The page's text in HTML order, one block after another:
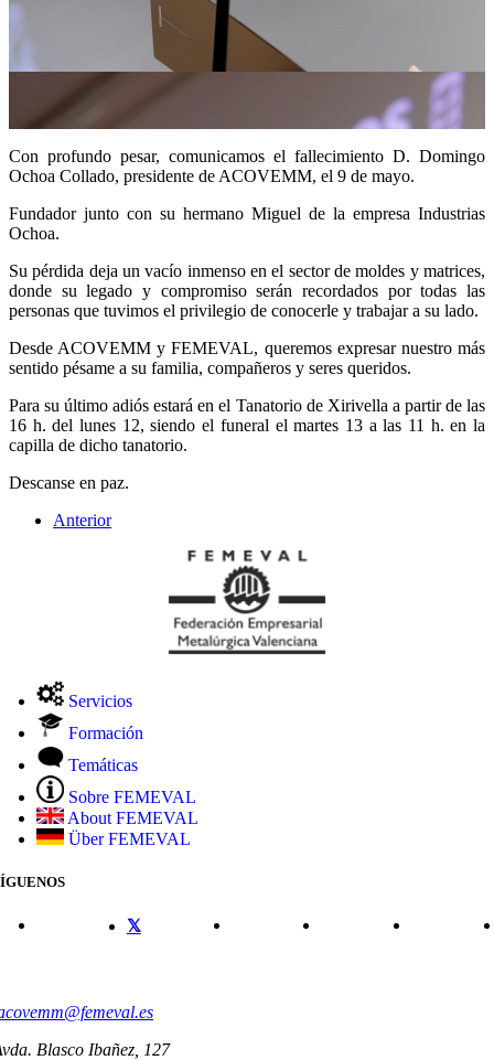
Con profundo pesar, comunicamos el fallecimiento D. Domingo
Ochoa Collado, presidente de ACOVEMM, el 9 de mayo.
Fundador junto con su hermano Miguel de la empresa Industrias
Ochoa.
Su pérdida deja un vacío inmenso en el sector de moldes y matrices,
donde su legado y compromiso serán recordados por todas las
personas que tuvimos el privilegio de conocerle y trabajar a su lado.
Desde ACOVEMM y FEMEVAL, queremos expresar nuestro más
sentido pésame a su familia, compañeros y seres queridos.
Para su último adiós estará en el Tanatorio de Xirivella a partir de las
16 h. del lunes 12, siendo el funeral el martes 13 a las 11 h. en la
capilla de dicho tanatorio.
Descanse en paz.
Anterior
Servicios
Formación
Temáticas
Sobre FEMEVAL
About FEMEVAL
Über FEMEVAL
Blasco Ibañez, 127